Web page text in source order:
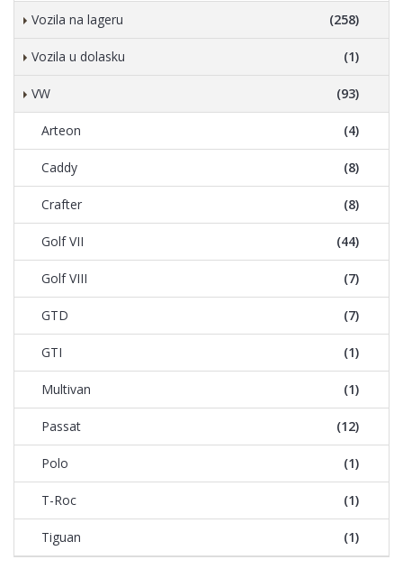
Vozila na lageru (258)
Vozila u dolasku (1)
VW (93)
Arteon (4)
Caddy (8)
Crafter (8)
Golf VII (44)
Golf VIII (7)
GTD (7)
GTI (1)
Multivan (1)
Passat (12)
Polo (1)
T-Roc (1)
Tiguan (1)